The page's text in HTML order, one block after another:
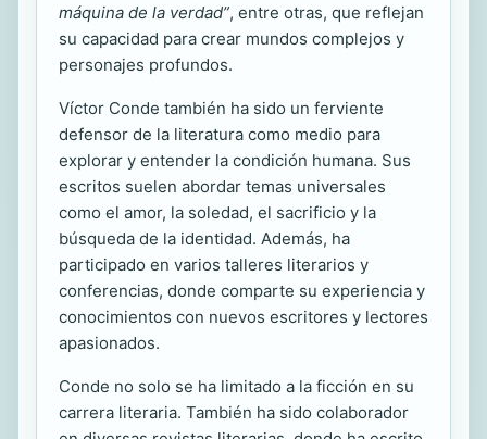
máquina de la verdad”, entre otras, que reflejan
su capacidad para crear mundos complejos y
personajes profundos.
Víctor Conde también ha sido un ferviente
defensor de la literatura como medio para
explorar y entender la condición humana. Sus
escritos suelen abordar temas universales
como el amor, la soledad, el sacrificio y la
búsqueda de la identidad. Además, ha
participado en varios talleres literarios y
conferencias, donde comparte su experiencia y
conocimientos con nuevos escritores y lectores
apasionados.
Conde no solo se ha limitado a la ficción en su
carrera literaria. También ha sido colaborador